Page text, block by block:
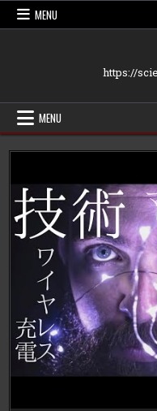
Skip
MENU
https://
MENU